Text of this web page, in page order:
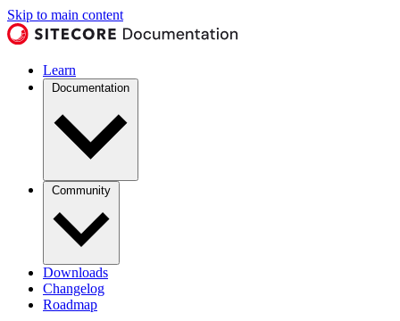
Skip to main content
Learn
Documentation
Community
Downloads
Changelog
Roadmap